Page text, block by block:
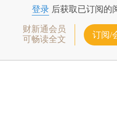
登录后获取已订阅的
财新通会员
可畅读全文
订阅/